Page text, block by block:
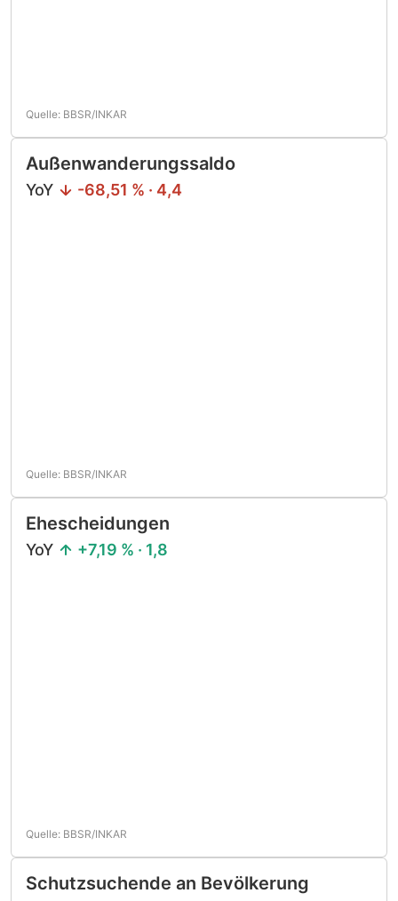
Quelle: BBSR/INKAR
Außenwanderungssaldo
YoY -68,51 % · 4,4
Quelle: BBSR/INKAR
Ehescheidungen
YoY +7,19 % · 1,8
Quelle: BBSR/INKAR
Schutzsuchende an Bevölkerung